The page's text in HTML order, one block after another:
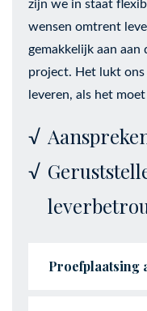
zijn we in staat
wensen omtrent
gemakkelijk aan
project. Het lukt
leveren, als het
Proefplaatsing